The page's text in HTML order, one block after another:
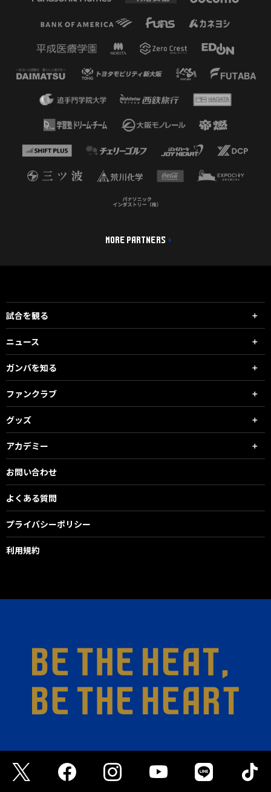
MORE PARTNERS
試合を観る
ニュース
ガンバを知る
ファンクラブ
グッズ
アカデミー
お問い合わせ
よくある質問
プライバシーポリシー
利用規約